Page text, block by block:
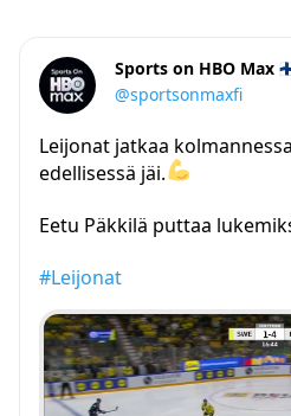
Sports on HBO Max
@sportsonmaxfi
Leijonat jatkaa
edellisessä jäi.
Eetu Päkkilä puttaa
#Leijonat